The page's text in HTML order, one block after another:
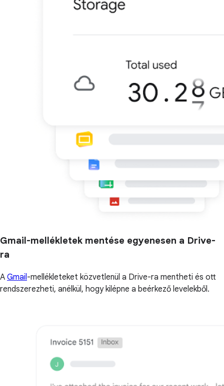
Gmail-mellékletek mentése egyenesen a Drive-
ra
A Gmail -mellékleteket közvetlenül a Drive-ra mentheti és ott
rendszerezheti, anélkül, hogy kilépne a beérkező levelekből.